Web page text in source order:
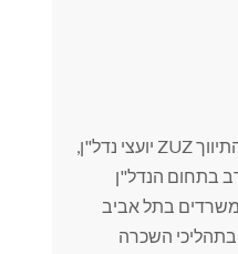
רועי נגר, הבעלים של חברת התיווך ZUZ יועצי נדל"ן,
רב בתחום הנדל"ן
בתל אביב
בתהליכי השכרה